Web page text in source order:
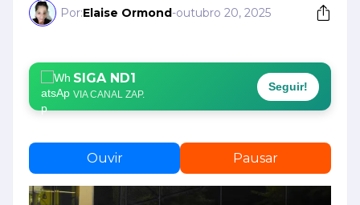
Por:Elaise Ormond-outubro 20, 2025
SIGA ND1
VIA CANAL ZAP.
Seguir!
Ouvir Pausar